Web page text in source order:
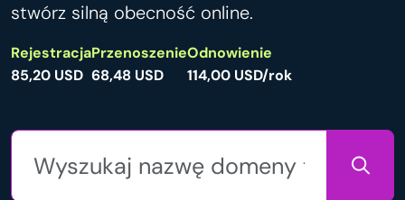
stwórz silną obecność online.
Rejestracja
85,20 USD
Przenoszenie
68,48 USD
Odnowienie
114,00 USD/rok